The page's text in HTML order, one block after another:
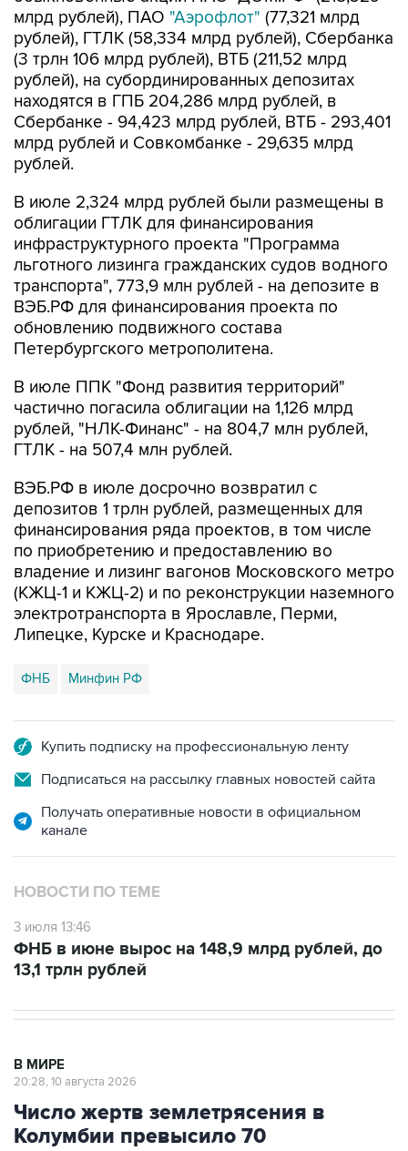
млрд рублей), ПАО "Аэрофлот" (77,321 млрд
рублей), ГТЛК (58,334 млрд рублей), Сбербанка
(3 трлн 106 млрд рублей), ВТБ (211,52 млрд
рублей), на субординированных депозитах
находятся в ГПБ 204,286 млрд рублей, в
Сбербанке - 94,423 млрд рублей, ВТБ - 293,401
млрд рублей и Совкомбанке - 29,635 млрд
рублей.
В июле 2,324 млрд рублей были размещены в
облигации ГТЛК для финансирования
инфраструктурного проекта "Программа
льготного лизинга гражданских судов водного
транспорта", 773,9 млн рублей - на депозите в
ВЭБ.РФ для финансирования проекта по
обновлению подвижного состава
Петербургского метрополитена.
В июле ППК "Фонд развития территорий"
частично погасила облигации на 1,126 млрд
рублей, "НЛК-Финанс" - на 804,7 млн рублей,
ГТЛК - на 507,4 млн рублей.
ВЭБ.РФ в июле досрочно возвратил с
депозитов 1 трлн рублей, размещенных для
финансирования ряда проектов, в том числе
по приобретению и предоставлению во
владение и лизинг вагонов Московского метро
(КЖЦ-1 и КЖЦ-2) и по реконструкции наземного
электротранспорта в Ярославле, Перми,
Липецке, Курске и Краснодаре.
ФНБ Минфин РФ
Купить подписку на профессиональную ленту
Подписаться на рассылку главных новостей сайта
Получать оперативные новости в официальном
канале
НОВОСТИ ПО ТЕМЕ
3 июля 13:46
ФНБ в июне вырос на 148,9 млрд рублей, до
13,1 трлн рублей
В МИРЕ
20:28, 10 августа 2026
Число жертв землетрясения в
Колумбии превысило 70